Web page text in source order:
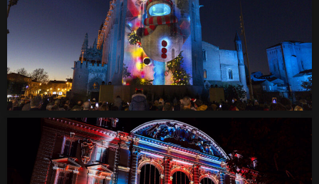
LE DÉFI DE NOËL
Création Vidéomapping